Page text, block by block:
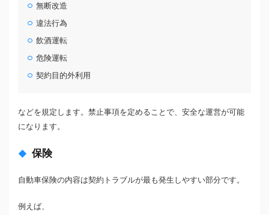
無断改造
違法行為
飲酒運転
危険運転
契約目的外利用
などを規定します。禁止事項を定めることで、安全な運営が可能
になります。
保険
自動車保険の内容は契約トラブルが最も発生しやすい部分です。
例えば、